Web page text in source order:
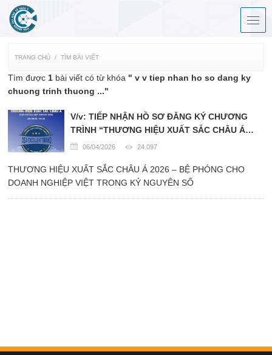
TRANG CHỦ TÌM BÀI VIẾT
Tìm được 1 bài viết có từ khóa " v v tiep nhan ho so dang ky
chuong trinh thuong ..."
V/v: TIẾP NHẬN HỒ SƠ ĐĂNG KÝ CHƯƠNG
TRÌNH “THƯƠNG HIỆU XUẤT SẮC CHÂU Á
2026”06/04/2026 24.097
THƯƠNG HIỆU XUẤT SẮC CHÂU Á 2026 – BỆ PHÓNG CHO
DOANH NGHIỆP VIỆT TRONG KỶ NGUYÊN SỐ